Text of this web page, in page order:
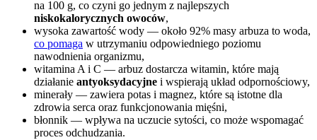
na 100 g, co czyni go jednym z najlepszych
niskokalorycznych owoców,
wysoka zawartość wody — około 92% masy arbuza to woda,
co pomaga w utrzymaniu odpowiedniego poziomu
nawodnienia organizmu,
witamina A i C — arbuz dostarcza witamin, które mają
działanie antyoksydacyjne i wspierają układ odpornościowy,
minerały — zawiera potas i magnez, które są istotne dla
zdrowia serca oraz funkcjonowania mięśni,
błonnik — wpływa na uczucie sytości, co może wspomagać
proces odchudzania.